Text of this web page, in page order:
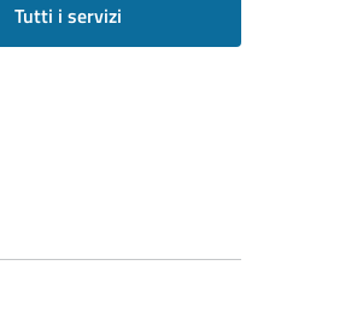
Tutti i servizi